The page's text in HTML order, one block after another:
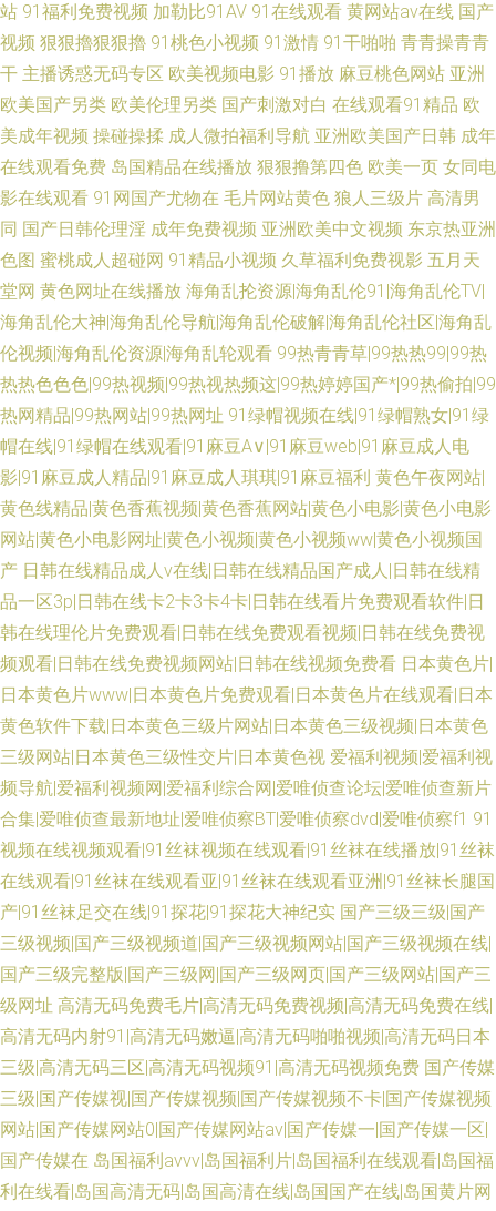
站 91福利免费视频 加勒比91AV 91在线观看 黄网站av在线 国产
视频 狠狠擼狠狠擼 91桃色小视频 91激情 91干啪啪 青青操青青
干 主播诱惑无码专区 欧美视频电影 91播放 麻豆桃色网站 亚洲
欧美国产另类 欧美伦理另类 国产刺激对白 在线观看91精品 欧
美成年视频 操碰操揉 成人微拍福利导航 亚洲欧美国产日韩 成年
在线观看免费 岛国精品在线播放 狠狠撸第四色 欧美一页 女同电
影在线观看 91网国产尤物在 毛片网站黄色 狼人三级片 高清男
同 国产日韩伦理淫 成年免费视频 亚洲欧美中文视频 东京热亚洲
色图 蜜桃成人超碰网 91精品小视频 久草福利免费视影 五月天
堂网 黄色网址在线播放 海角乱抡资源|海角乱伦91|海角乱伦TV|
海角乱伦大神|海角乱伦导航|海角乱伦破解|海角乱伦社区|海角乱
伦视频|海角乱伦资源|海角乱轮观看 99热青青草|99热热99|99热
热热色色色|99热视频|99热视热频这|99热婷婷国产*|99热偷拍|99
热网精品|99热网站|99热网址 91绿帽视频在线|91绿帽熟女|91绿
帽在线|91绿帽在线观看|91麻豆A∨|91麻豆web|91麻豆成人电
影|91麻豆成人精品|91麻豆成人琪琪|91麻豆福利 黄色午夜网站|
黄色线精品|黄色香蕉视频|黄色香蕉网站|黄色小电影|黄色小电影
网站|黄色小电影网址|黄色小视频|黄色小视频ww|黄色小视频国
产 日韩在线精品成人v在线|日韩在线精品国产成人|日韩在线精
品一区3p|日韩在线卡2卡3卡4卡|日韩在线看片免费观看软件|日
韩在线理伦片免费观看|日韩在线免费观看视频|日韩在线免费视
频观看|日韩在线免费视频网站|日韩在线视频免费看 日本黄色片|
日本黄色片www|日本黄色片免费观看|日本黄色片在线观看|日本
黄色软件下载|日本黄色三级片网站|日本黄色三级视频|日本黄色
三级网站|日本黄色三级性交片|日本黄色视 爱福利视频|爱福利视
频导航|爱福利视频网|爱福利综合网|爱唯侦查论坛|爱唯侦查新片
合集|爱唯侦查最新地址|爱唯侦察BT|爱唯侦察dvd|爱唯侦察f1 91
视频在线视频观看|91丝袜视频在线观看|91丝袜在线播放|91丝袜
在线观看|91丝袜在线观看亚|91丝袜在线观看亚洲|91丝袜长腿国
产|91丝袜足交在线|91探花|91探花大神纪实 国产三级三级|国产
三级视频|国产三级视频道|国产三级视频网站|国产三级视频在线|
国产三级完整版|国产三级网|国产三级网页|国产三级网站|国产三
级网址 高清无码免费毛片|高清无码免费视频|高清无码免费在线|
高清无码内射91|高清无码嫩逼|高清无码啪啪视频|高清无码日本
三级|高清无码三区|高清无码视频91|高清无码视频免费 国产传媒
三级|国产传媒视|国产传媒视频|国产传媒视频不卡|国产传媒视频
网站|国产传媒网站0|国产传媒网站av|国产传媒一|国产传媒一区|
国产传媒在 岛国福利avvv|岛国福利片|岛国福利在线观看|岛国福
利在线看|岛国高清无码|岛国高清在线|岛国国产在线|岛国黄片网